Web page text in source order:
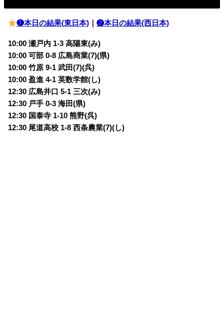
❶本日の結果(東日本) ｜❷本日の結果(西日本)
10:00 瀬戸内 1-3 高陽東(み)
10:00 可部 0-8 広島商業(7)(県)
10:00 竹原 9-1 武田(7)(呉)
10:00 盈進 4-1 英数学館(し)
12:30 広島井口 5-1 三次(み)
12:30 戸手 0-3 海田(県)
12:30 国泰寺 1-10 熊野(呉)
12:30 尾道高校 1-8 西条農業(7)(し)